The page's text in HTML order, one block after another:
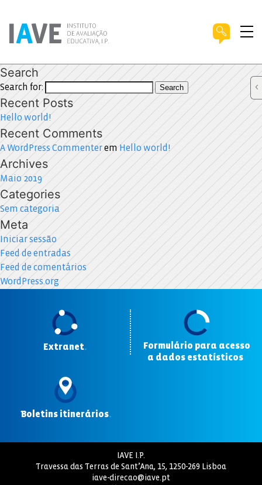
Search
Search for: Search
Recent Posts
Hello world!
Recent Comments
A WordPress Commenterem Hello world!
Archives
Maio 2019
Categories
Sem categoria
Meta
Iniciar sessão
Feed de entradas
Feed de comentários
WordPress.org
Extranet.
Formulário para acesso
a dados estatísticos
Boletins itinerários.
IAVE I.P.
Travessa das Terras de Sant’Ana, 15, 1250-269 Lisboa
iave-direcao@iave.pt